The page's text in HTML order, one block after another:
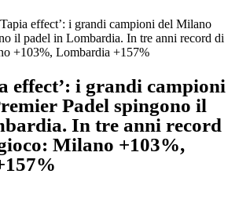
effect’: i grandi campioni del Milano
il padel in Lombardia. In tre anni record di
+103%, Lombardia +157%
effect’: i grandi campioni
Padel spingono il
In tre anni record
Milano +103%,